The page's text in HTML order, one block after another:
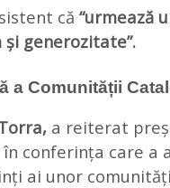
că “urmează
generozitate”.
a Comunității
a reiterat
conferința care
ai unor